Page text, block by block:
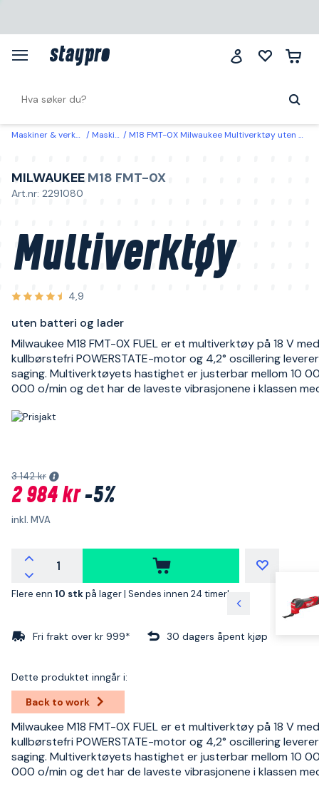
Maskiner & verktøy Maskiner M18 FMT-0X Milwaukee Multiverktøy uten batteri og lader
MILWAUKEE M18 FMT-0X
Art.nr: 2291080
Multiverktøy
4,9
uten batteri og lader
Milwaukee M18 FMT-0X FUEL er et multiverktøy på 18 V med
kullbørstefri POWERSTATE-motor og 4,2° oscillering
saging. Multiverktøyets hastighet er justerbar mellom 10
000 o/min og det har de laveste vibrasjonene i klassen
3 142 kr
2 984 kr-5%
inkl. MVA
Flere enn 10 stkpå lager | Sendes innen 24 timer!
Fri frakt over kr 999* 30 dagers åpent kjøp
Dette produktet inngår i:
Back to work
Milwaukee M18 FMT-0X FUEL er et multiverktøy på 18 V med
kullbørstefri POWERSTATE-motor og 4,2° oscillering
saging. Multiverktøyets hastighet er justerbar mellom 10
000 o/min og det har de laveste vibrasjonene i klassen